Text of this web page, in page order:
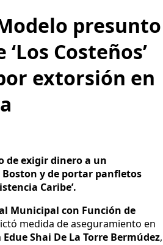
presunto
Costeños’
extorsión en
de exigir dinero a un
y de portar panfletos
Caribe’.
Municipal con Función de
medida de aseguramiento en
Edue Shai De La Torre Bermúdez,